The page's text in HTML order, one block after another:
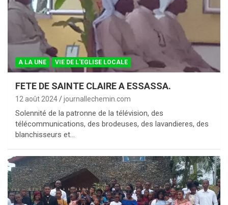
A LA UNE VIE DE L'EGLISE LOCALE
FETE DE SAINTE CLAIRE A ESSASSA.
12 août 2024 journallechemin.com
Solennité de la patronne de la télévision, des
télécommunications, des brodeuses, des lavandieres, des
blanchisseurs et…